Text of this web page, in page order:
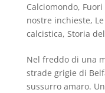
Calciomondo,
nostre inchieste,
calcistica, Storia
Nel freddo di una
strade grigie di
sussurro amaro.